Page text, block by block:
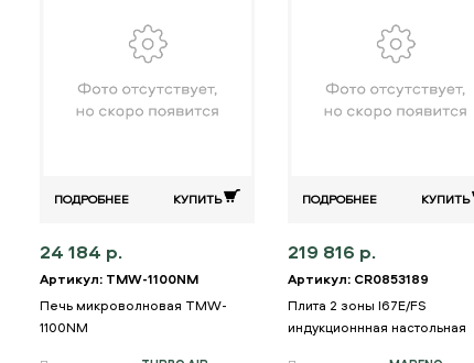
ПОДРОБНЕЕ КУПИТЬ
24 184 р.
Артикул: TMW-1100NM
Печь микроволновая TMW-
1100NM
ПОДРОБНЕЕ КУПИТЬ
219 816 р.
Артикул: CR0853189
Плита 2 зоны I67E/FS
индукционнная настольная